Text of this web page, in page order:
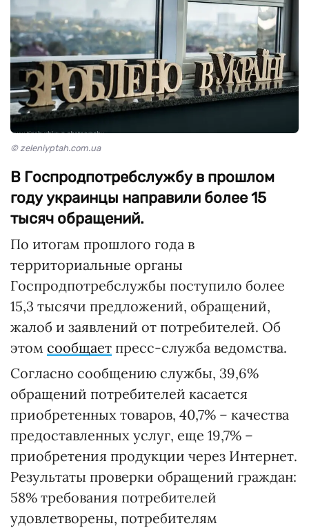
© zeleniyptah.com.ua
В Госпродпотребслужбу в прошлом
году украинцы направили более 15
тысяч обращений.
По итогам прошлого года в
территориальные органы
Госпродпотребслужбы поступило более
15,3 тысячи предложений, обращений,
жалоб и заявлений от потребителей. Об
этом сообщает пресс-служба ведомства.
Согласно сообщению службы, 39,6%
обращений потребителей касается
приобретенных товаров, 40,7% – качества
предоставленных услуг, еще 19,7% –
приобретения продукции через Интернет.
Результаты проверки обращений граждан:
58% требования потребителей
удовлетворены, потребителям